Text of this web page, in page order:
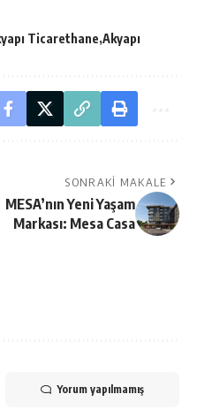
Ticarethane Akyapı
SONRAKI MAKALE
MESA’nın Yeni Yaşam
Markası: Mesa Casa
Yorum yapılmamış